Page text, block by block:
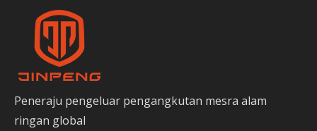
Peneraju pengeluar pengangkutan mesra alam
ringan global